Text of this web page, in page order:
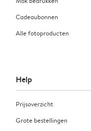
Cadeaubonnen
Alle fotoproducten
Help
Prijsoverzicht
Grote bestellingen